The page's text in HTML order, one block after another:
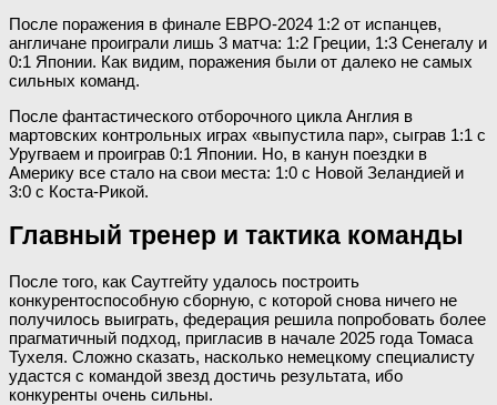
После поражения в финале ЕВРО-2024 1:2 от испанцев,
англичане проиграли лишь 3 матча: 1:2 Греции, 1:3 Сенегалу и
0:1 Японии. Как видим, поражения были от далеко не самых
сильных команд.
После фантастического отборочного цикла Англия в
мартовских контрольных играх «выпустила пар», сыграв 1:1 с
Уругваем и проиграв 0:1 Японии. Но, в канун поездки в
Америку все стало на свои места: 1:0 с Новой Зеландией и
3:0 с Коста-Рикой.
Главный тренер и тактика команды
После того, как Саутгейту удалось построить
конкурентоспособную сборную, с которой снова ничего не
получилось выиграть, федерация решила попробовать более
прагматичный подход, пригласив в начале 2025 года Томаса
Тухеля. Сложно сказать, насколько немецкому специалисту
удастся с командой звезд достичь результата, ибо
конкуренты очень сильны.